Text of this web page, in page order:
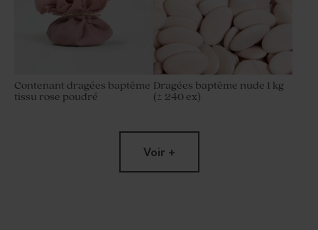
Contenant dragées baptême
tissu rose poudré
Dragées baptême nude 1 kg
(± 240 ex)
Voir +